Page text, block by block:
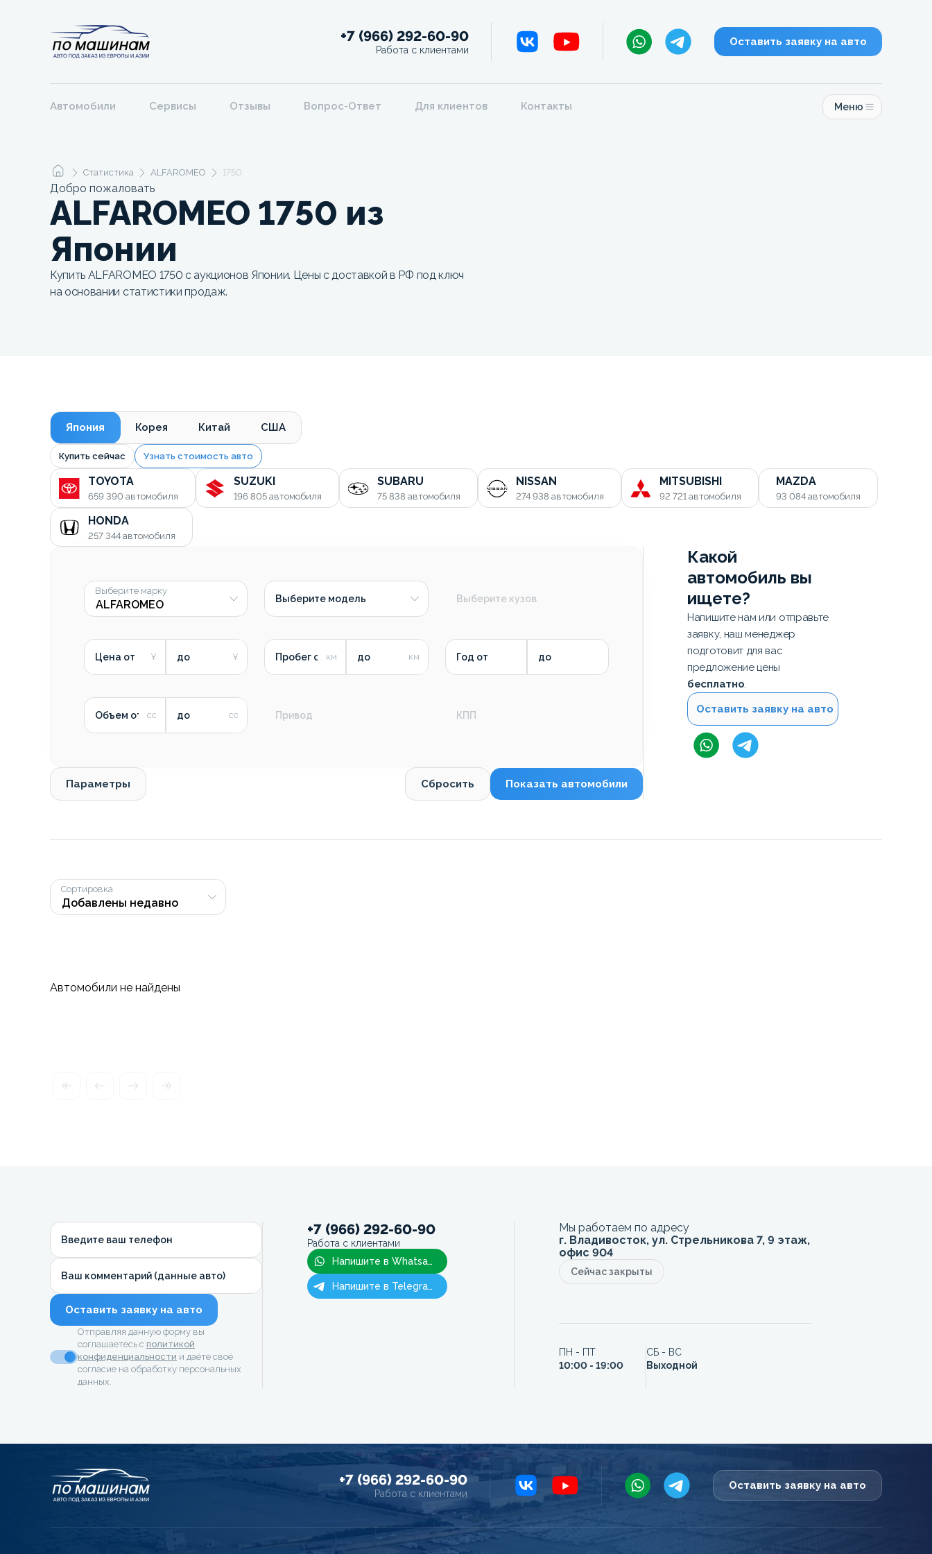
+7 (966) 292-60-90
Работа с клиентами
Оставить заявку на авто
Автомобили Сервисы Отзывы Вопрос-Ответ Для клиентов Контакты Меню
Статистика ALFAROMEO 1750
Добро пожаловать
ALFAROMEO 1750 из
Японии
Купить ALFAROMEO 1750 с аукционов Японии. Цены с доставкой в РФ под ключ
на основании статистики продаж.
Япония Корея Китай США
Купить сейчас Узнать стоимость авто
TOYOTA
659 390 автомобиля
SUZUKI
196 805 автомобиля
SUBARU
75 838 автомобиля
NISSAN
274 938 автомобиля
MITSUBISHI
92 721 автомобиля
MAZDA
93 084 автомобиля
HONDA
257 344 автомобиля
Выберите марку
Выберите модель Выберите кузов
Цена от до Пробег от до Год от до
Объем от до Привод КПП
Параметры Сбросить Показать автомобили
Какой
автомобиль вы
ищете?
Напишите нам или отправьте
заявку, наш менеджер
подготовит для вас
предложение цены
бесплатно.
Оставить заявку на авто
Сортировка
Автомобили не найдены
Введите ваш телефон
Ваш комментарий (данные авто)
Оставить заявку на авто
Отправляя данную форму вы
соглашаетесь с политикой
конфиденциальности и даёте своё
согласие на обработку персональных
данных.
+7 (966) 292-60-90
Работа с клиентами
Напишите в Whatsapp
Напишите в Telegram
Мы работаем по адресу
г. Владивосток, ул. Стрельникова 7, 9 этаж,
офис 904
Сейчас закрыты
ПН - ПТ
10:00 - 19:00
СБ - ВС
Выходной
+7 (966) 292-60-90
Работа с клиентами
Оставить заявку на авто